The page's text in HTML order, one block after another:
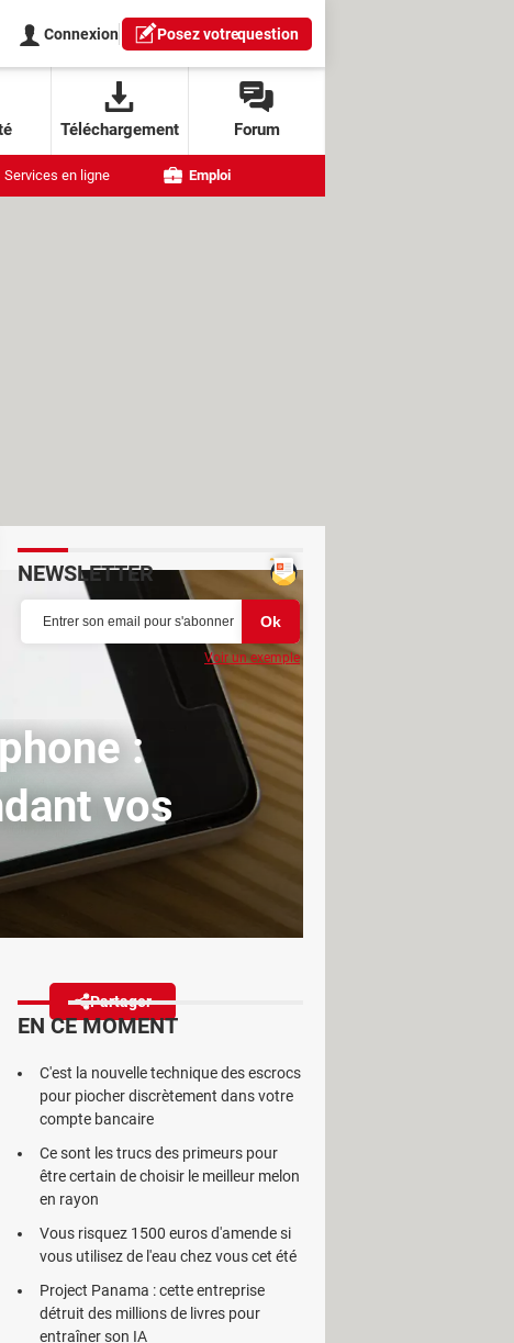
Connexion Posez votrequestion
Téléchargement Forum
Services en ligne Emploi
:
vos
Partager
pour son application
ou même de pet ! Mais qui a
qualité sur ses différents services,
sur les smartphonesAndroid
directement les appels provenant
NEWSLETTER
Voir un exemple
EN CE MOMENT
C'est la nouvelle technique des escrocs
pour piocher discrètement dans votre
compte bancaire
Ce sont les trucs des primeurs pour
être certain de choisir le meilleur melon
en rayon
Vous risquez 1500 euros d'amende si
vous utilisez de l'eau chez vous cet été
Project Panama : cette entreprise
détruit des millions de livres pour
entraîner son IA